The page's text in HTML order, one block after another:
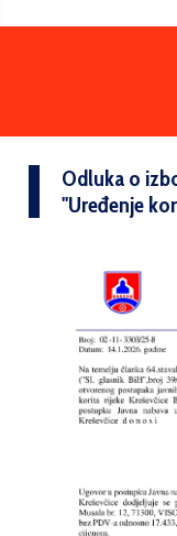
Odluka o
''Uređenje